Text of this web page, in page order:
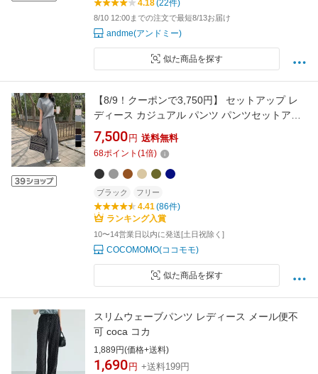
4.18(22件)
8/10 12:00までの注文で最短8/13お届け
andme(アンドミー)
似た商品を探す
【8/9！クーポンで3,750円】 セットアップ レ
ディース カジュアル パンツ パンツセットアッ
プ スウェット ポンチ カットソー 上下 セット
カジュアルセットアップ ゆったり 半袖 フレン
チスリーブ トップス ウエストゴム おしゃれ ク
ルーネック 春夏 春 夏 cocomomo
7,500 円 送料無料
68ポイント (1倍)
ブラック フリー
4.41(86件)
ランキング入賞
10〜14営業日以内に発送[土日祝除く]
COCOMOMO(ココモモ)
似た商品を探す
スリムウェーブパンツ レディース メール便不
可 coca コカ
1,889円(価格+送料)
1,690 円 +送料199円